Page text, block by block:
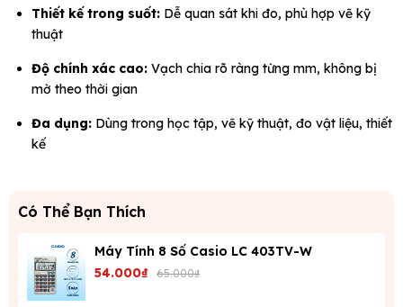
Thiết kế trong suốt: Dễ quan sát khi đo, phù hợp vẽ kỹ
thuật
Độ chính xác cao: Vạch chia rõ ràng từng mm, không bị
mờ theo thời gian
Đa dụng: Dùng trong học tập, vẽ kỹ thuật, đo vật liệu, thiết
kế
Có Thể Bạn Thích
Máy Tính 8 Số Casio LC 403TV-W
54.000₫ 65.000₫